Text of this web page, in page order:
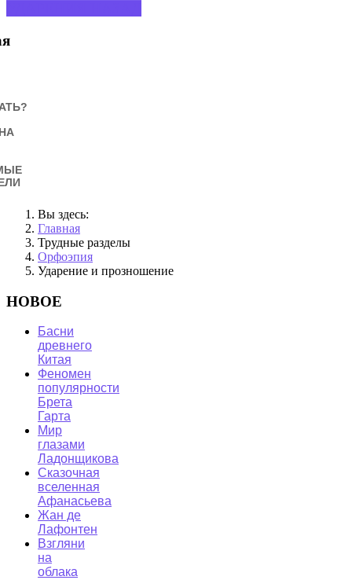
Вы здесь:
Главная
Трудные разделы
Орфоэпия
Ударение и прозношение
НОВОЕ
Басни
древнего
Китая
Феномен
популярности
Брета
Гарта
Мир
глазами
Ладонщикова
Сказочная
вселенная
Афанасьева
Жан де
Лафонтен
Взгляни
на
облака